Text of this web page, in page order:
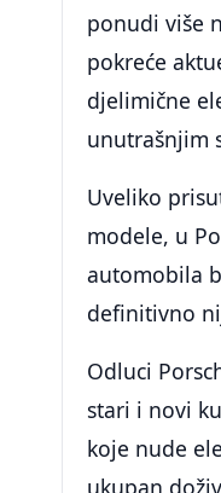
ponudi više
pokreće
djelimične
unutrašnjim
Uveliko
modele, u
automobila
definitivno
Odluci
stari i novi
koje nude
ukupan